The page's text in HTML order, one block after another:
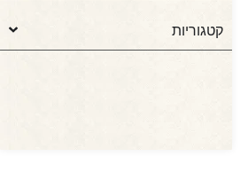
קטגוריות